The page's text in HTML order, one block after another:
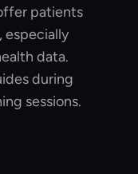
patients
especially
data.
during
sessions.